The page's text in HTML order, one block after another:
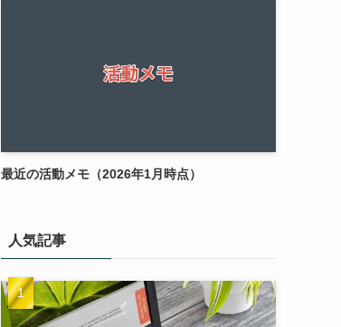
最近の活動メモ（2026年1月時点）
人気記事